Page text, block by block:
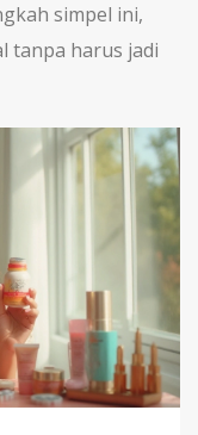
simpel ini,
tanpa harus jadi